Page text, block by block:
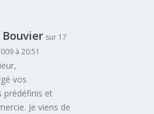
sur 17
à 20:51
vos
prédéfinis et
Je viens de